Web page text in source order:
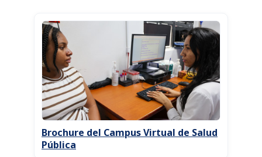
Brochure del Campus Virtual de Salud
Pública